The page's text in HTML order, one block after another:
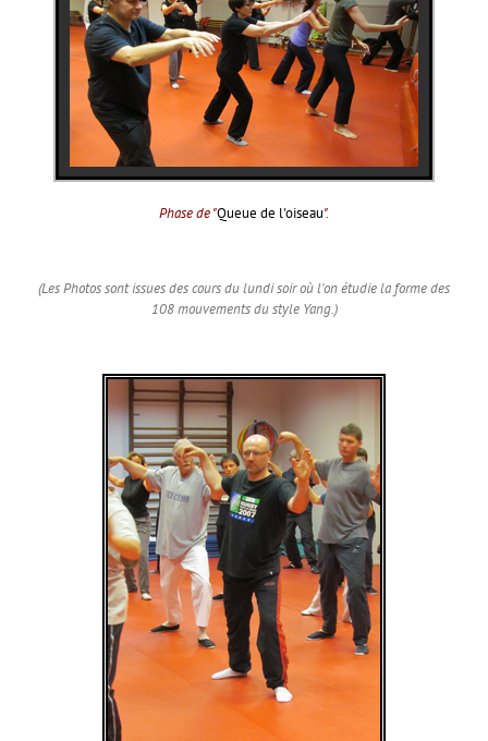
Phase de "Queue de l'oiseau".
(Les Photos sont issues des cours du lundi soir où l'on étudie la forme des
108 mouvements du style Yang.)